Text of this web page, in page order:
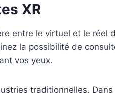
XR
entre le virtuel et le
la possibilité de
vos yeux.
traditionnelles.